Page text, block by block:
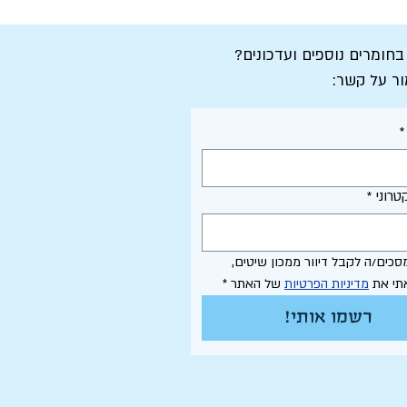
בחומרים נוספים ועדכונים?
על קשר:
*
*
את מדיניות הפרטיות של האתר *
רשמו אותי!